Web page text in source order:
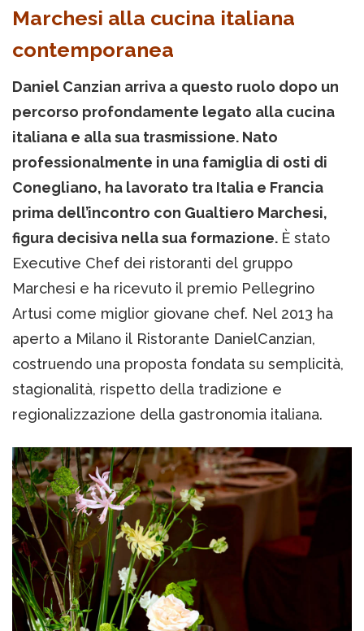
Marchesi alla cucina italiana
contemporanea
Daniel Canzian arriva a questo ruolo dopo un
percorso profondamente legato alla cucina
italiana e alla sua trasmissione. Nato
professionalmente in una famiglia di osti di
Conegliano, ha lavorato tra Italia e Francia
prima dell’incontro con Gualtiero Marchesi,
figura decisiva nella sua formazione. È stato
Executive Chef dei ristoranti del gruppo
Marchesi e ha ricevuto il premio Pellegrino
Artusi come miglior giovane chef. Nel 2013 ha
aperto a Milano il Ristorante DanielCanzian,
costruendo una proposta fondata su semplicità,
stagionalità, rispetto della tradizione e
regionalizzazione della gastronomia italiana.